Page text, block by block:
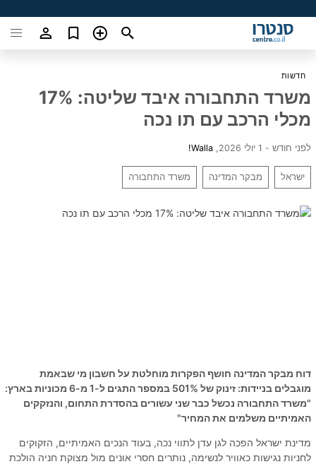
חדשות
משרד התחבורה איבד שליטה: 17%
מכלי הרכב עם תו נכה
לפני חודש - 1 יולי 2026 Walla!
ישראל מבקר המדינה משרד התחבורה
דוח מבקר המדינה חושף הפקרות מוחלטת על חשבון מי שבאמת
מוגבלים בניידות: זינוק של 501% במספר התגים ל-1 מ-6 מכוניות בארץ:
"משרד התחבורה נכשל כבר שני עשורים בהסדרת התחום, והנזקקים
האמיתיים משלמים את המחיר"
מדינת ישראל הפכה לגן עדן לתווי נכה, בעוד הנכים האמיתיים, הזקוקים
לחניות נגישות כאוויר לנשימה, נותרים חסרי אונים מול מצוקת חניה הולכת